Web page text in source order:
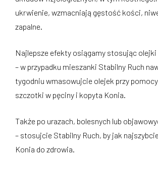
ukrwienie, wzmacniają gęstość kości,
zapalne.
Najlepsze efekty osiągamy stosując
– w przypadku mieszanki Stabilny Ruch
tygodniu wmasowujcie olejek przy
szczotki w pęciny i kopyta Konia.
Także po urazach, bolesnych lub
– stosujcie Stabilny Ruch, by jak
Konia do zdrowia.